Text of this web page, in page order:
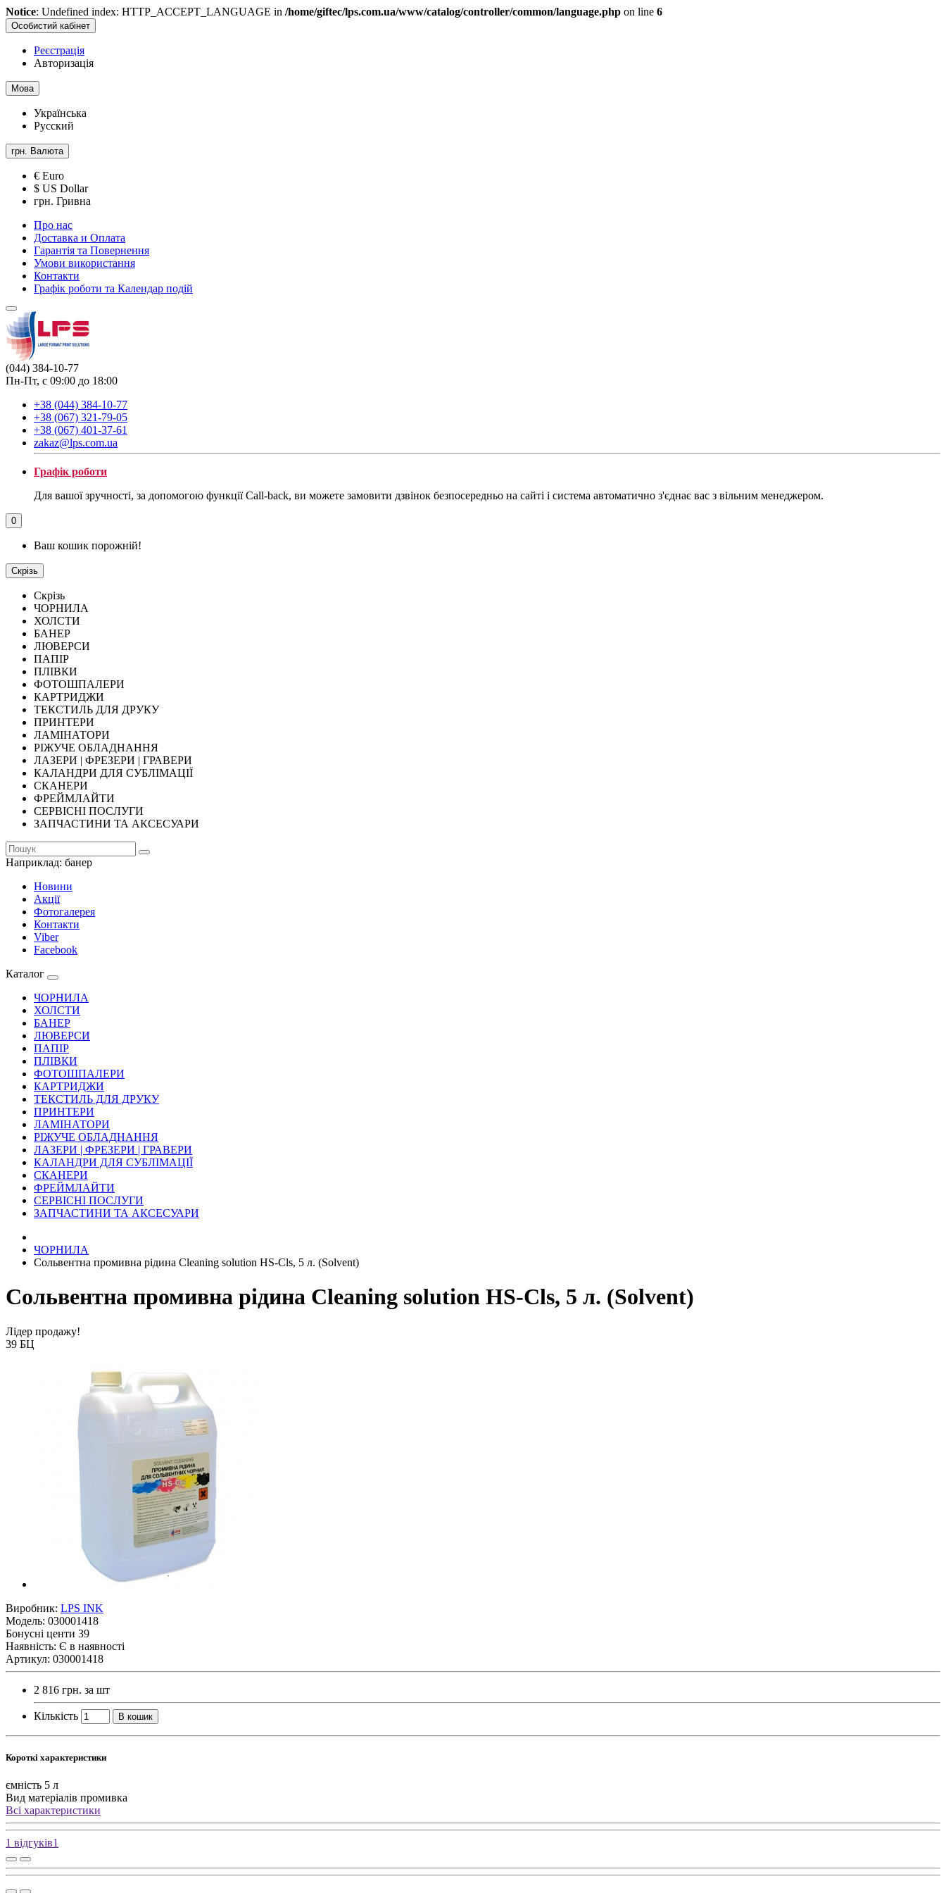
Notice: Undefined index: HTTP_ACCEPT_LANGUAGE in /home/giftec/lps.com.ua/www/catalog/controller/common/language.php on line 6
Особистий кабінет
Реєстрація
Авторизація
Мова
Українська
Русский
грн. Валюта
€ Euro
$ US Dollar
грн. Гривна
Про нас
Доставка и Оплата
Гарантія та Повернення
Умови використання
Контакти
Графік роботи та Календар подій
(044) 384-10-77
Пн-Пт, с 09:00 до 18:00
+38 (044) 384-10-77
+38 (067) 321-79-05
+38 (067) 401-37-61
zakaz@lps.com.ua
Графік роботи
Для вашої зручності, за допомогою функції Call-back, ви можете замовити дзвінок безпосередньо на сайті і система автоматично з'єднає вас з вільним менеджером.
0
Ваш кошик порожній!
Скрізь
Скрізь
ЧОРНИЛА
ХОЛСТИ
БАНЕР
ЛЮВЕРСИ
ПАПІР
ПЛІВКИ
ФОТОШПАЛЕРИ
КАРТРИДЖИ
ТЕКСТИЛЬ ДЛЯ ДРУКУ
ПРИНТЕРИ
ЛАМІНАТОРИ
РІЖУЧЕ ОБЛАДНАННЯ
ЛАЗЕРИ | ФРЕЗЕРИ | ГРАВЕРИ
КАЛАНДРИ ДЛЯ СУБЛІМАЦІЇ
СКАНЕРИ
ФРЕЙМЛАЙТИ
СЕРВІСНІ ПОСЛУГИ
ЗАПЧАСТИНИ ТА АКСЕСУАРИ
Наприклад: банер
Новини
Акції
Фотогалерея
Контакти
Viber
Facebook
Каталог
ЧОРНИЛА
ХОЛСТИ
БАНЕР
ЛЮВЕРСИ
ПАПІР
ПЛІВКИ
ФОТОШПАЛЕРИ
КАРТРИДЖИ
ТЕКСТИЛЬ ДЛЯ ДРУКУ
ПРИНТЕРИ
ЛАМІНАТОРИ
РІЖУЧЕ ОБЛАДНАННЯ
ЛАЗЕРИ | ФРЕЗЕРИ | ГРАВЕРИ
КАЛАНДРИ ДЛЯ СУБЛІМАЦІЇ
СКАНЕРИ
ФРЕЙМЛАЙТИ
СЕРВІСНІ ПОСЛУГИ
ЗАПЧАСТИНИ ТА АКСЕСУАРИ
ЧОРНИЛА
Сольвентна промивна рідина Cleaning solution HS-Cls, 5 л. (Solvent)
Сольвентна промивна рідина Cleaning solution HS-Cls, 5 л. (Solvent)
Лідер продажу!
39 БЦ
Виробник: LPS INK
Модель: 030001418
Бонусні центи 39
Наявність: Є в наявності
Артикул: 030001418
2 816 грн. за шт
Кількість В кошик
Короткі характеристики
ємність 5 л
Вид матеріалів промивка
Всі характеристики
1 відгуків1